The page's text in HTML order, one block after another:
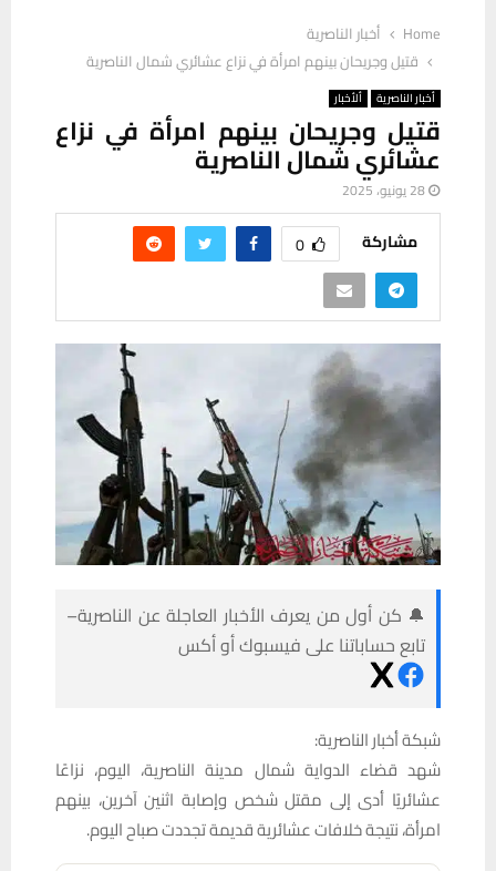
Home
أخبار الناصرية
قتيل وجريحان بينهم امرأة في نزاع عشائري شمال الناصرية
أخبار الناصرية ألأخبار
قتيل وجريحان بينهم امرأة في نزاع
عشائري شمال الناصرية
28 يونيو، 2025
مشاركة 0
🔔 كن أول من يعرف الأخبار العاجلة عن الناصرية–
تابع حساباتنا على فيسبوك أو أكس
شبكة أخبار الناصرية:
شهد قضاء الدواية شمال مدينة الناصرية، اليوم، نزاعًا
عشائريًا أدى إلى مقتل شخص وإصابة اثنين آخرين، بينهم
امرأة، نتيجة خلافات عشائرية قديمة تجددت صباح اليوم.